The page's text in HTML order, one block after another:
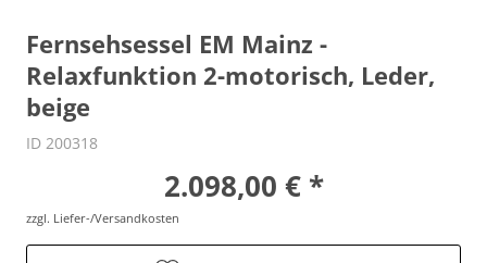
Fernsehsessel EM Mainz -
Relaxfunktion 2-motorisch, Leder,
beige
ID 200318
2.098,00 € *
zzgl. Liefer-/Versandkosten